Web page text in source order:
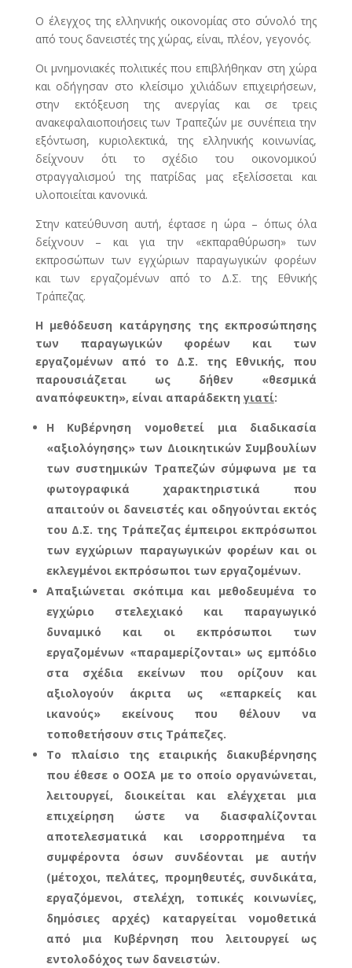
Ο έλεγχος της ελληνικής οικονομίας στο σύνολό της
από τους δανειστές της χώρας, είναι, πλέον, γεγονός.
Οι μνημονιακές πολιτικές που επιβλήθηκαν στη χώρα
και οδήγησαν στο κλείσιμο χιλιάδων επιχειρήσεων,
στην εκτόξευση της ανεργίας και σε τρεις
ανακεφαλαιοποιήσεις των Τραπεζών με συνέπεια την
εξόντωση, κυριολεκτικά, της ελληνικής κοινωνίας,
δείχνουν ότι το σχέδιο του οικονομικού
στραγγαλισμού της πατρίδας μας εξελίσσεται και
υλοποιείται κανονικά.
Στην κατεύθυνση αυτή, έφτασε η ώρα – όπως όλα
δείχνουν – και για την «εκπαραθύρωση» των
εκπροσώπων των εγχώριων παραγωγικών φορέων
και των εργαζομένων από το Δ.Σ. της Εθνικής
Τράπεζας.
Η μεθόδευση κατάργησης της εκπροσώπησης
των παραγωγικών φορέων και των
εργαζομένων από το Δ.Σ. της Εθνικής, που
παρουσιάζεται ως δήθεν «θεσμικά
αναπόφευκτη», είναι απαράδεκτη γιατί:
Η Κυβέρνηση νομοθετεί μια διαδικασία
«αξιολόγησης» των Διοικητικών Συμβουλίων
των συστημικών Τραπεζών σύμφωνα με τα
φωτογραφικά χαρακτηριστικά που
απαιτούν οι δανειστές και οδηγούνται εκτός
του Δ.Σ. της Τράπεζας έμπειροι εκπρόσωποι
των εγχώριων παραγωγικών φορέων και οι
εκλεγμένοι εκπρόσωποι των εργαζομένων.
Απαξιώνεται σκόπιμα και μεθοδευμένα το
εγχώριο στελεχιακό και παραγωγικό
δυναμικό και οι εκπρόσωποι των
εργαζομένων «παραμερίζονται» ως εμπόδιο
στα σχέδια εκείνων που ορίζουν και
αξιολογούν άκριτα ως «επαρκείς και
ικανούς» εκείνους που θέλουν να
τοποθετήσουν στις Τράπεζες.
Το πλαίσιο της εταιρικής διακυβέρνησης
που έθεσε ο ΟΟΣΑ με το οποίο οργανώνεται,
λειτουργεί, διοικείται και ελέγχεται μια
επιχείρηση ώστε να διασφαλίζονται
αποτελεσματικά και ισορροπημένα τα
συμφέροντα όσων συνδέονται με αυτήν
(μέτοχοι, πελάτες, προμηθευτές, συνδικάτα,
εργαζόμενοι, στελέχη, τοπικές κοινωνίες,
δημόσιες αρχές) καταργείται νομοθετικά
από μια Κυβέρνηση που λειτουργεί ως
εντολοδόχος των δανειστών.